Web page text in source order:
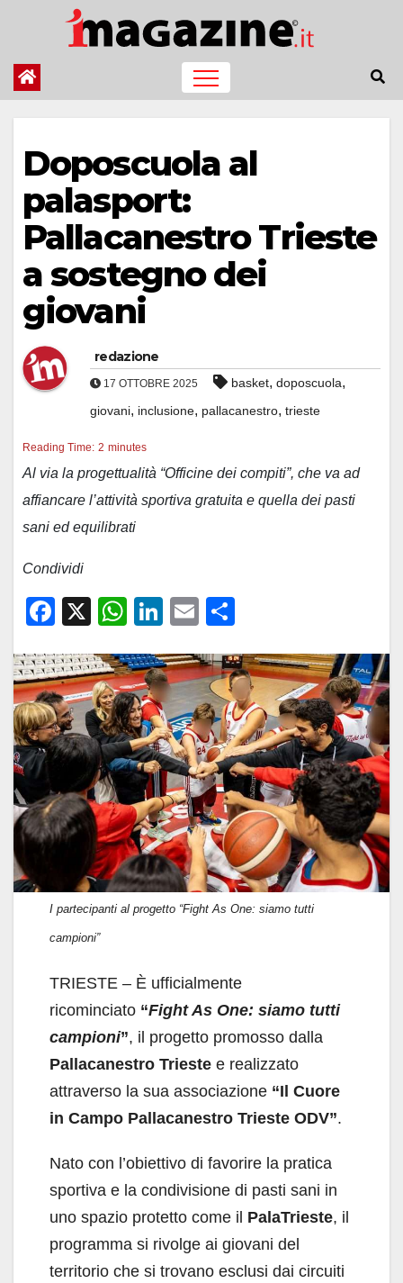
contenuto
Doposcuola al
palasport:
Pallacanestro Trieste
a sostegno dei
giovani
redazione
17 OTTOBRE 2025 basket, doposcuola,
giovani, inclusione, pallacanestro, trieste
Reading Time: 2 minutes
Al via la progettualità “Officine dei compiti”, che va ad
affiancare l’attività sportiva gratuita e quella dei pasti
sani ed equilibrati
Condividi
F
c
e
b
o
o
k
X
W
at
s
A
p
p
Li
k
e
dI
n
E
ail n
di
vi
di
I partecipanti al progetto “Fight As One: siamo tutti
campioni”
TRIESTE – È ufficialmente
ricominciato “Fight As One: siamo tutti
campioni”, il progetto promosso dalla
Pallacanestro Trieste e realizzato
attraverso la sua associazione “Il Cuore
in Campo Pallacanestro Trieste ODV”.
Nato con l’obiettivo di favorire la pratica
sportiva e la condivisione di pasti sani in
uno spazio protetto come il PalaTrieste, il
programma si rivolge ai giovani del
territorio che si trovano esclusi dai circuiti